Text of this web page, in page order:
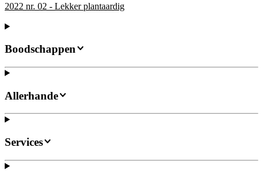
2022 nr. 02 - Lekker plantaardig
Boodschappen
Allerhande
Services